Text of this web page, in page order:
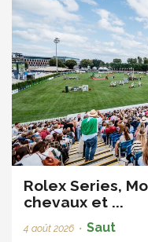
Rolex Series,
chevaux et ...
4 août 2026 • Saut